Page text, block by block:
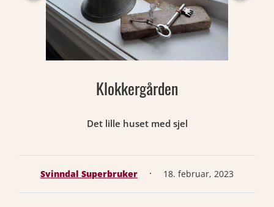
Klokkergården
Det lille huset med sjel
Svinndal Superbruker · 18. februar, 2023